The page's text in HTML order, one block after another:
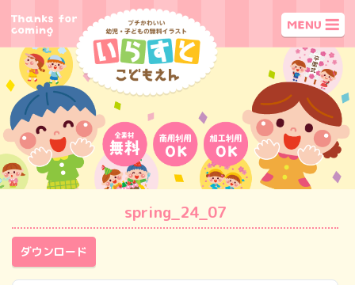
spring_24_07
ダウンロード